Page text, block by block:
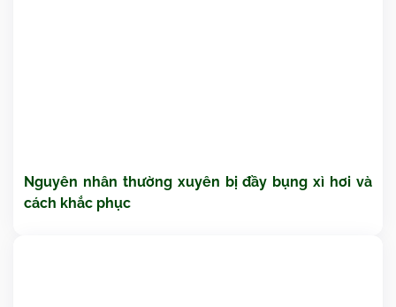
Nguyên nhân thường xuyên bị đầy bụng xì hơi và
cách khắc phục